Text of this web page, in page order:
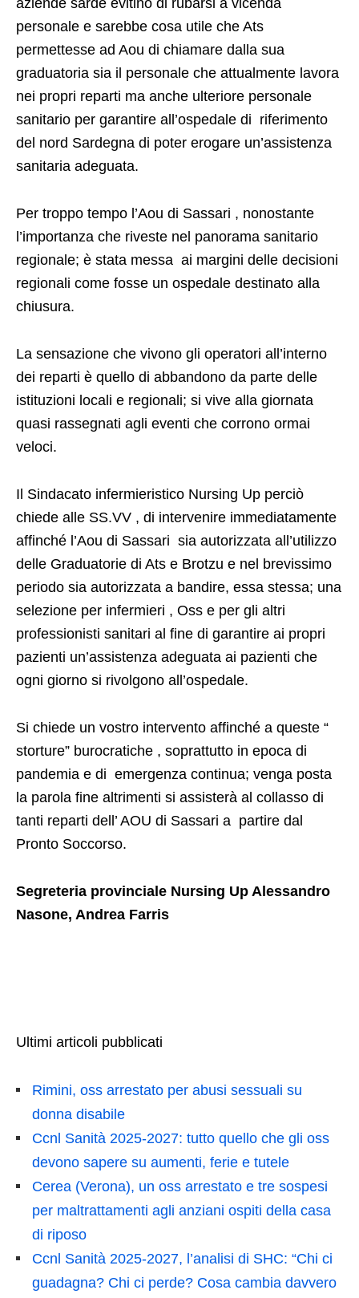
aziende sarde evitino di rubarsi a vicenda
personale e sarebbe cosa utile che Ats
permettesse ad Aou di chiamare dalla sua
graduatoria sia il personale che attualmente lavora
nei propri reparti ma anche ulteriore personale
sanitario per garantire all’ospedale di riferimento
del nord Sardegna di poter erogare un’assistenza
sanitaria adeguata.
Per troppo tempo l’Aou di Sassari , nonostante
l’importanza che riveste nel panorama sanitario
regionale; è stata messa ai margini delle decisioni
regionali come fosse un ospedale destinato alla
chiusura.
La sensazione che vivono gli operatori all’interno
dei reparti è quello di abbandono da parte delle
istituzioni locali e regionali; si vive alla giornata
quasi rassegnati agli eventi che corrono ormai
veloci.
Il Sindacato infermieristico Nursing Up perciò
chiede alle SS.VV , di intervenire immediatamente
affinché l’Aou di Sassari sia autorizzata all’utilizzo
delle Graduatorie di Ats e Brotzu e nel brevissimo
periodo sia autorizzata a bandire, essa stessa; una
selezione per infermieri , Oss e per gli altri
professionisti sanitari al fine di garantire ai propri
pazienti un’assistenza adeguata ai pazienti che
ogni giorno si rivolgono all’ospedale.
Si chiede un vostro intervento affinché a queste “
storture” burocratiche , soprattutto in epoca di
pandemia e di emergenza continua; venga posta
la parola fine altrimenti si assisterà al collasso di
tanti reparti dell’ AOU di Sassari a partire dal
Pronto Soccorso.
Segreteria provinciale Nursing Up Alessandro
Nasone, Andrea Farris
Ultimi articoli pubblicati
Rimini, oss arrestato per abusi sessuali su
donna disabile
Ccnl Sanità 2025-2027: tutto quello che gli oss
devono sapere su aumenti, ferie e tutele
Cerea (Verona), un oss arrestato e tre sospesi
per maltrattamenti agli anziani ospiti della casa
di riposo
Ccnl Sanità 2025-2027, l’analisi di SHC: “Chi ci
guadagna? Chi ci perde? Cosa cambia davvero